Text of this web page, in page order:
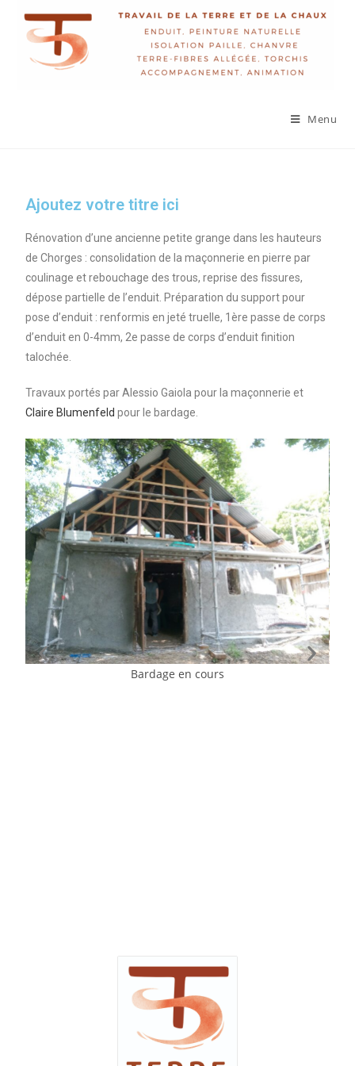
Menu
Ajoutez votre titre ici
Rénovation d’une ancienne petite grange dans les hauteurs
de Chorges : consolidation de la maçonnerie en pierre par
coulinage et rebouchage des trous, reprise des fissures,
dépose partielle de l’enduit. Préparation du support pour
pose d’enduit : renformis en jeté truelle, 1ère passe de corps
d’enduit en 0-4mm, 2e passe de corps d’enduit finition
talochée.
Travaux portés par Alessio Gaiola pour la maçonnerie et
Claire Blumenfeld pour le bardage.
Bardage en cours